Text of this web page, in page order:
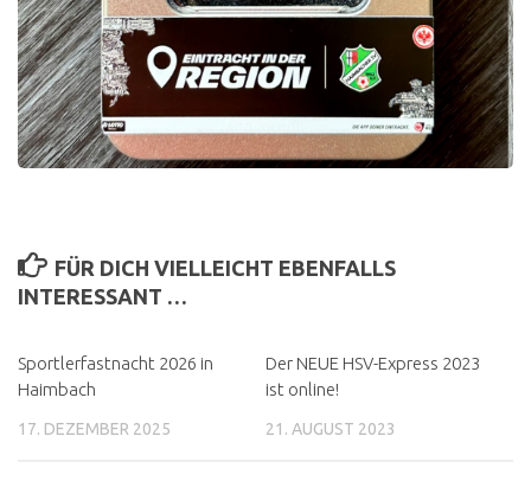
FÜR DICH VIELLEICHT EBENFALLS
INTERESSANT …
Sportlerfastnacht 2026 in
Haimbach
17. DEZEMBER 2025
Der NEUE HSV-Express 2023
ist online!
21. AUGUST 2023